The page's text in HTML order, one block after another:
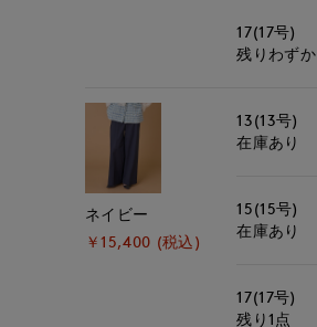
17(17号)
残りわずか
ネイビー
￥15,400 (税込)
13(13号)
在庫あり
15(15号)
在庫あり
17(17号)
残り1点